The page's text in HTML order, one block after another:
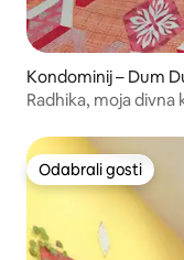
Kondominij – Dum
Radhika, moja divna
Odabrali gosti
Odabrali gosti